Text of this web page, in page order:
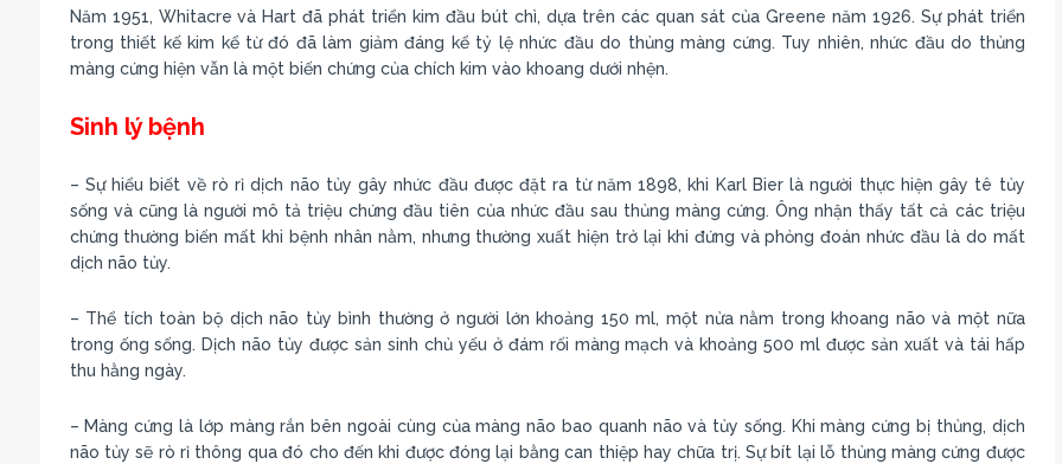
Năm 1951, Whitacre và Hart đã phát triển kim đầu bút chì, dựa trên các quan sát của Greene năm 1926. Sự phát triển
trong thiết kế kim kể từ đó đã làm giảm đáng kể tỷ lệ nhức đầu do thủng màng cứng. Tuy nhiên, nhức đầu do thủng
màng cứng hiện vẫn là một biến chứng của chích kim vào khoang dưới nhện.
Sinh lý bệnh
– Sự hiểu biết về rò rỉ dịch não tủy gây nhức đầu được đặt ra từ năm 1898, khi Karl Bier là người thực hiện gây tê tủy
sống và cũng là người mô tả triệu chứng đầu tiên của nhức đầu sau thủng màng cứng. Ông nhận thấy tất cả các triệu
chứng thường biến mất khi bệnh nhân nằm, nhưng thường xuất hiện trở lại khi đứng và phỏng đoán nhức đầu là do mất
dịch não tủy.
– Thể tích toàn bộ dịch não tủy bình thường ở người lớn khoảng 150 ml, một nửa nằm trong khoang não và một nữa
trong ống sống. Dịch não tủy được sản sinh chủ yếu ở đám rối màng mạch và khoảng 500 ml được sản xuất và tái hấp
thu hằng ngày.
– Màng cứng là lớp màng rắn bên ngoài cùng của màng não bao quanh não và tủy sống. Khi màng cứng bị thủng, dịch
não tủy sẽ rò rỉ thông qua đó cho đến khi được đóng lại bằng can thiệp hay chữa trị. Sự bít lại lỗ thủng màng cứng được